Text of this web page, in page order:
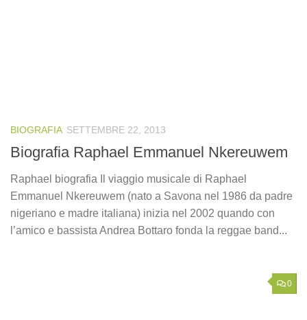
BIOGRAFIA SETTEMBRE 22, 2013
Biografia Raphael Emmanuel Nkereuwem
Raphael biografia Il viaggio musicale di Raphael
Emmanuel Nkereuwem (nato a Savona nel 1986 da padre
nigeriano e madre italiana) inizia nel 2002 quando con
l’amico e bassista Andrea Bottaro fonda la reggae band...
0